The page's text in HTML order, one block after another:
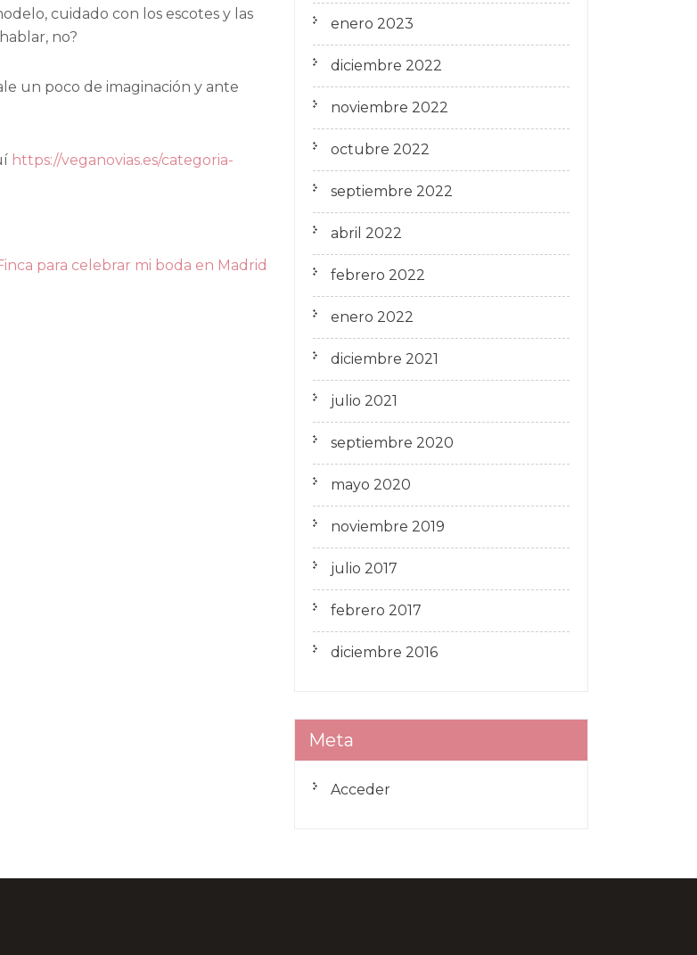
cuidado con los escotes y las
no?
un poco de imaginación y ante
https://veganovias.es/categoria-
para celebrar mi boda en Madrid
enero 2023
diciembre 2022
noviembre 2022
octubre 2022
septiembre 2022
abril 2022
febrero 2022
enero 2022
diciembre 2021
julio 2021
septiembre 2020
mayo 2020
noviembre 2019
julio 2017
febrero 2017
diciembre 2016
Meta
Acceder